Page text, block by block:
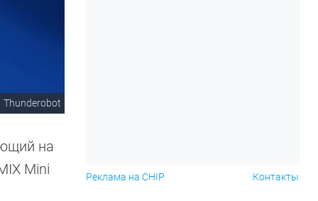
Thunderobot
на
Mini
Реклама на CHIP Контакты